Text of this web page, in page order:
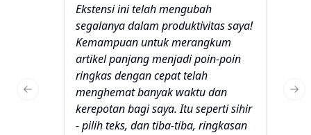
Ekstensi ini telah mengubah
segalanya dalam produktivitas saya!
Kemampuan untuk merangkum
artikel panjang menjadi poin-poin
ringkas dengan cepat telah
menghemat banyak waktu dan
kerepotan bagi saya. Itu seperti sihir
- pilih teks, dan tiba-tiba, ringkasan
Previous slide